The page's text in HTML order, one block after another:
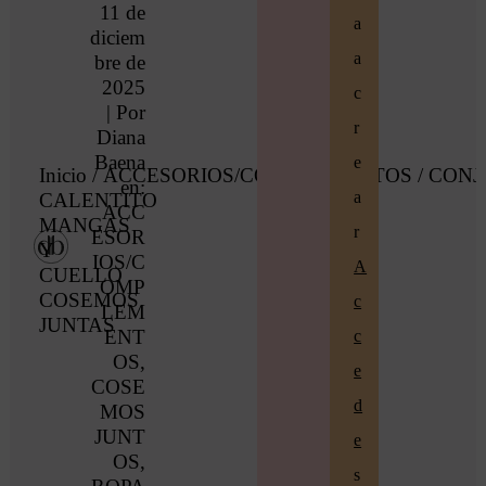
Inicio /ACCESORIOS/COMPLEMENTOS /
CALENTITO
MANGAS
Y
CUELLO
COSEMOS
JUNTAS
11 de
diciem
bre de
2025
| Por
Diana
Baena
en:
ACC
ESOR
IOS/C
OMP
LEM
ENT
OS,
COSE
MOS
JUNT
OS,
a
a
c
r
e
a
r
A
c
c
e
d
e
s